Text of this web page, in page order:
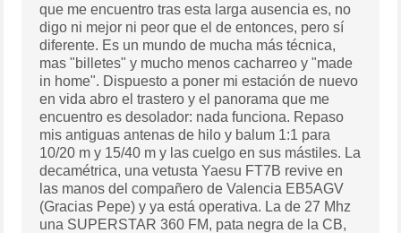
que me encuentro tras esta larga ausencia es, no
digo ni mejor ni peor que el de entonces, pero sí
diferente. Es un mundo de mucha más técnica,
mas "billetes" y mucho menos cacharreo y "made
in home". Dispuesto a poner mi estación de nuevo
en vida abro el trastero y el panorama que me
encuentro es desolador: nada funciona. Repaso
mis antiguas antenas de hilo y balum 1:1 para
10/20 m y 15/40 m y las cuelgo en sus mástiles. La
decamétrica, una vetusta Yaesu FT7B revive en
las manos del compañero de Valencia EB5AGV
(Gracias Pepe) y ya está operativa. La de 27 Mhz
una SUPERSTAR 360 FM, pata negra de la CB,